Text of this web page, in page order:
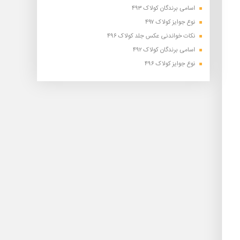
اسامی برندگان کولاک ۴۹۳
نوع جوایز کولاک ۴۹۷
نکات خواندنی عکس جلد کولاک ۴۹۶
اسامی برندگان کولاک ۴۹۲
نوع جوایز کولاک ۴۹۶